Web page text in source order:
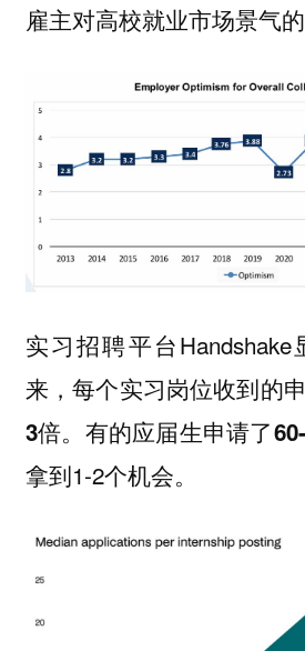
雇主对高校就业市场景气
实习招聘平台Handshake
来，每个实习岗位收到的
3倍。有的应届生申请了
拿到1-2个机会。